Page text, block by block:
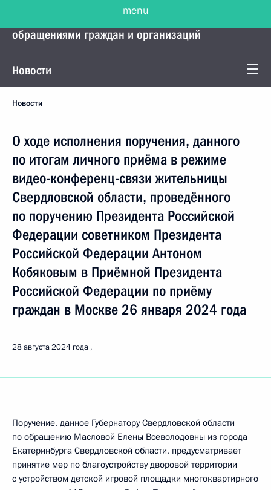
Управление Президента по работе с
обращениями граждан и организаций
Новости
Новости
О ходе исполнения поручения, данного
по итогам личного приёма в режиме
видео-конференц-связи жительницы
Свердловской области, проведённого
по поручению Президента Российской
Федерации советником Президента
Российской Федерации Антоном
Кобяковым в Приёмной Президента
Российской Федерации по приёму
граждан в Москве 26 января 2024 года
28 августа 2024 года
Поручение, данное Губернатору Свердловской области
по обращению Масловой Елены Всеволодовны из города
Екатеринбурга Свердловской области, предусматривает
принятие мер по благоустройству дворовой территории
с устройством детской игровой площадки многоквартирного